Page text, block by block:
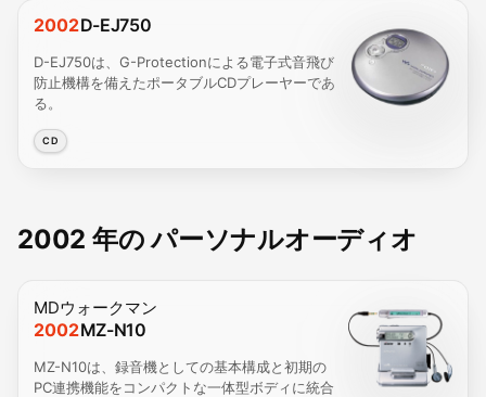
2002D-EJ750
D-EJ750は、G-Protectionによる電子式音飛び
防止機構を備えたポータブルCDプレーヤーであ
る。
CD
2002 年の パーソナルオーディオ
MDウォークマン
2002MZ-N10
MZ-N10は、録音機としての基本構成と初期の
PC連携機能をコンパクトな一体型ボディに統合